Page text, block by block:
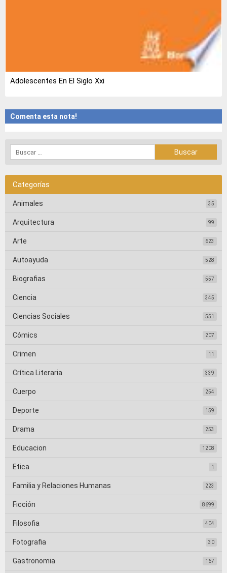
Adolescentes En El Siglo Xxi
Comenta esta nota!
Categorías
Animales 35
Arquitectura 99
Arte 623
Autoayuda 528
Biografias 557
Ciencia 345
Ciencias Sociales 551
Cómics 207
Crimen 11
Crítica Literaria 339
Cuerpo 254
Deporte 159
Drama 253
Educacion 1208
Etica 1
Familia y Relaciones Humanas 223
Ficción 8699
Filosofia 404
Fotografia 30
Gastronomia 167